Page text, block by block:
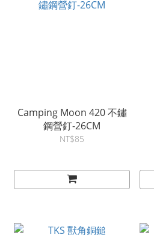
Camping Moon 420 不鏽
鋼營釘-26CM
NT$85